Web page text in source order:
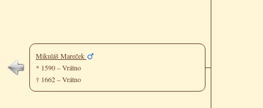
Mikuláš Mareček
* 1590 – Vrátno
† 1662 – Vrátno